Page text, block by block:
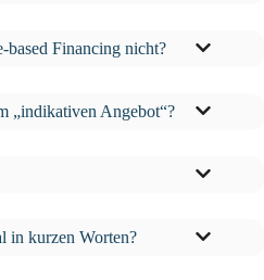
based Financing nicht?
„indikativen Angebot“?
in kurzen Worten?